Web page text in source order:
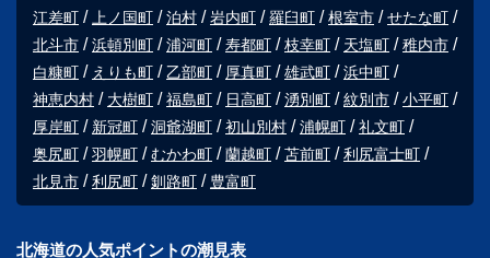
江差町
上ノ国町 泊村 岩内町 羅臼町 根室市
せたな町
北斗市
浜頓別町 浦河町 寿都町 枝幸町 天塩町
稚内市
白糠町
えりも町 乙部町 厚真町 雄武町
浜中町
神恵内村
大樹町 福島町 日高町 湧別町 紋別市
小平町
厚岸町
新冠町 洞爺湖町 初山別村 浦幌町
礼文町
奥尻町
羽幌町 むかわ町 蘭越町 苫前町
利尻富士町
北見市
利尻町 釧路町 豊富町
北海道の人気ポイントの潮見表